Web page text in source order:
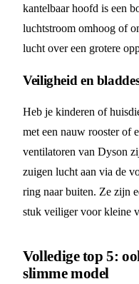
kantelbaar hoofd is een
luchtstroom omhoog of
lucht over een grotere
Veiligheid en
Heb je kinderen of
met een nauw rooster of
ventilatoren van Dyson
zuigen lucht aan via de
ring naar buiten. Ze zijn
stuk veiliger voor kleine
Volledige top 5:
slimme model